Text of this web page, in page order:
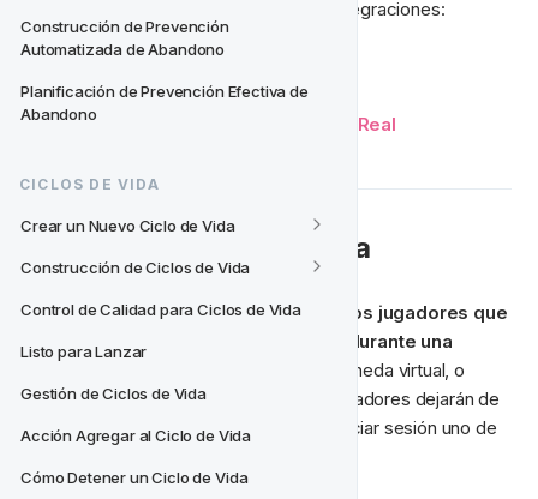
Construcción de Prevención
Automatizada de Abandono
Planificación de Prevención Efectiva de
Abandono
CICLOS DE VIDA
Crear un Nuevo Ciclo de Vida
Construcción de Ciclos de Vida
Control de Calidad para Ciclos de Vida
Listo para Lanzar
Gestión de Ciclos de Vida
Acción Agregar al Ciclo de Vida
Cómo Detener un Ciclo de Vida
Lee aquí para más información sobre integraciones:
Inicio de Sesión en Datos en Tiempo Real
Cómo Usar Esta Plantilla
Usa esta plantilla para recompensar a los jugadores que
inicien sesión en días consecutivos durante una
. Acredita puntos de lealtad, moneda virtual, o
bonos por inicio de sesión diario. Los jugadores dejarán de
ser elegibles para ofertas si no logran iniciar sesión uno de